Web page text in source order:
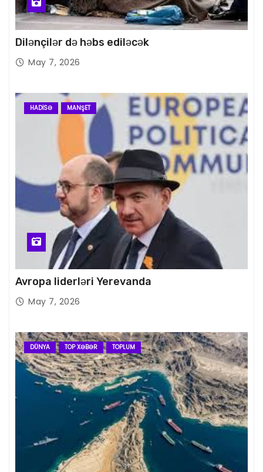
Dilənçilər də həbs ediləcək
May 7, 2026
HADISƏ MANŞET
Avropa liderləri Yerevanda
May 7, 2026
DÜNYA TOP XƏBƏR TOPLUM